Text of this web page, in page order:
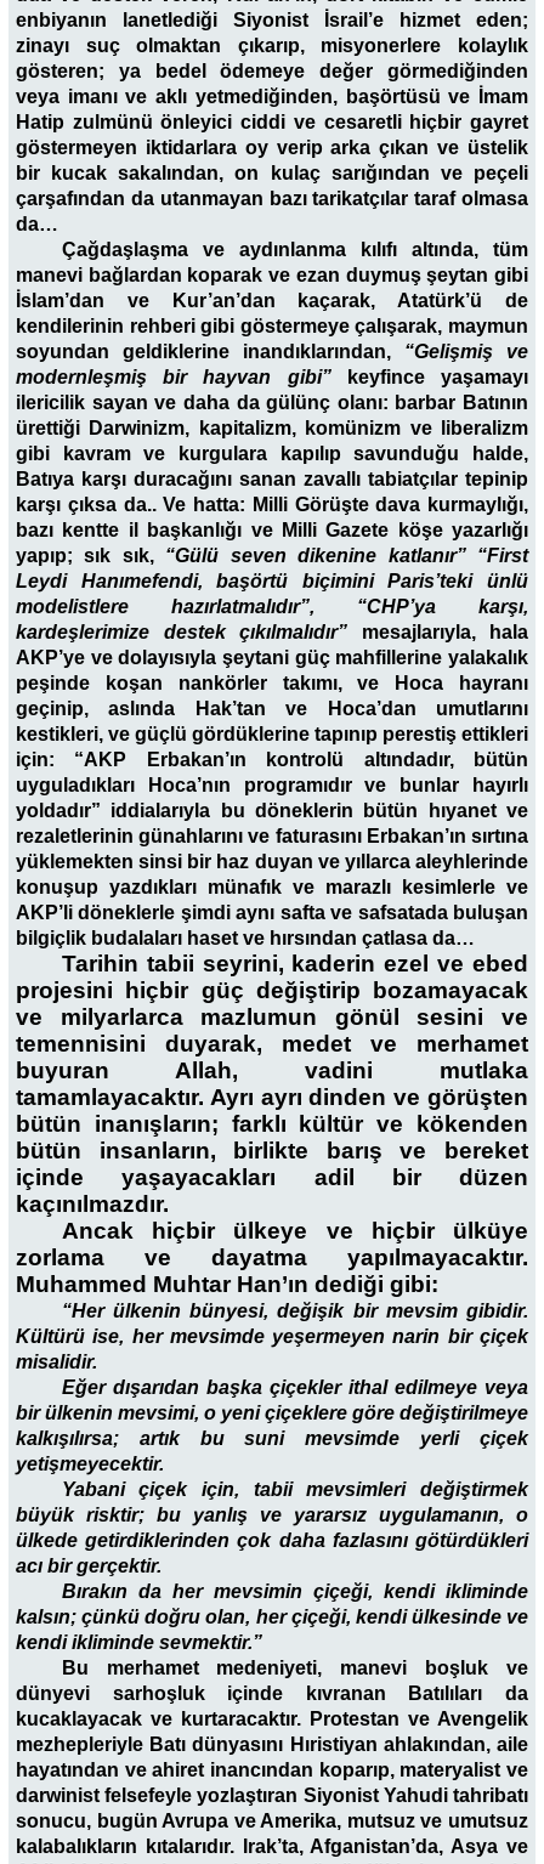
enbiyanın lanetlediği Siyonist İsrail’e hizmet eden;
zinayı suç olmaktan çıkarıp, misyonerlere kolaylık
gösteren; ya bedel ödemeye değer görmediğinden
veya imanı ve aklı yetmediğinden, başörtüsü ve İmam
Hatip zulmünü önleyici ciddi ve cesaretli hiçbir gayret
göstermeyen iktidarlara oy verip arka çıkan ve üstelik
bir kucak sakalından, on kulaç sarığından ve peçeli
çarşafından da utanmayan bazı tarikatçılar taraf olmasa
da…
Çağdaşlaşma ve aydınlanma kılıfı altında, tüm
manevi bağlardan koparak ve ezan duymuş şeytan gibi
İslam’dan ve Kur’an’dan kaçarak, Atatürk’ü de
kendilerinin rehberi gibi göstermeye çalışarak, maymun
soyundan geldiklerine inandıklarından, “Gelişmiş ve
modernleşmiş bir hayvan gibi”keyfince yaşamayı
ilericilik sayan ve daha da gülünç olanı: barbar Batının
ürettiği Darwinizm, kapitalizm, komünizm ve liberalizm
gibi kavram ve kurgulara kapılıp savunduğu halde,
Batıya karşı duracağını sanan zavallı tabiatçılar tepinip
karşı çıksa da.. Ve hatta: Milli Görüşte dava kurmaylığı,
bazı kentte il başkanlığı ve Milli Gazete köşe yazarlığı
yapıp; sık sık, “Gülü seven dikenine katlanır” “First
Leydi Hanımefendi, başörtü biçimini Paris’teki ünlü
modelistlere hazırlatmalıdır”, “CHP’ya karşı,
kardeşlerimize destek çıkılmalıdır” mesajlarıyla, hala
AKP’ye ve dolayısıyla şeytani güç mahfillerine yalakalık
peşinde koşan nankörler takımı, ve Hoca hayranı
geçinip, aslında Hak’tan ve Hoca’dan umutlarını
kestikleri, ve güçlü gördüklerine tapınıp perestiş ettikleri
için: “AKP Erbakan’ın kontrolü altındadır, bütün
uyguladıkları Hoca’nın programıdır ve bunlar hayırlı
yoldadır” iddialarıyla bu döneklerin bütün hıyanet ve
rezaletlerinin günahlarını ve faturasını Erbakan’ın sırtına
yüklemekten sinsi bir haz duyan ve yıllarca aleyhlerinde
konuşup yazdıkları münafık ve marazlı kesimlerle ve
AKP’li döneklerle şimdi aynı safta ve safsatada buluşan
bilgiçlik budalaları haset ve hırsından çatlasa da…
Tarihin tabii seyrini, kaderin ezel ve ebed
projesini hiçbir güç değiştirip bozamayacak
ve milyarlarca mazlumun gönül sesini ve
temennisini duyarak, medet ve merhamet
buyuran Allah, vadini mutlaka
tamamlayacaktır. Ayrı ayrı dinden ve görüşten
bütün inanışların; farklı kültür ve kökenden
bütün insanların, birlikte barış ve bereket
içinde yaşayacakları adil bir düzen
kaçınılmazdır.
Ancak hiçbir ülkeye ve hiçbir ülküye
zorlama ve dayatma yapılmayacaktır.
Muhammed Muhtar Han’ın dediği gibi:
“Her ülkenin bünyesi, değişik bir mevsim gibidir.
Kültürü ise, her mevsimde yeşermeyen narin bir çiçek
misalidir.
Eğer dışarıdan başka çiçekler ithal edilmeye veya
bir ülkenin mevsimi, o yeni çiçeklere göre değiştirilmeye
kalkışılırsa; artık bu suni mevsimde yerli çiçek
yetişmeyecektir.
Yabani çiçek için, tabii mevsimleri değiştirmek
büyük risktir; bu yanlış ve yararsız uygulamanın, o
ülkede getirdiklerinden çok daha fazlasını götürdükleri
acı bir gerçektir.
Bırakın da her mevsimin çiçeği, kendi ikliminde
kalsın; çünkü doğru olan, her çiçeği, kendi ülkesinde ve
kendi ikliminde sevmektir.”
Bu merhamet medeniyeti, manevi boşluk ve
dünyevi sarhoşluk içinde kıvranan Batılıları da
kucaklayacak ve kurtaracaktır. Protestan ve Avengelik
mezhepleriyle Batı dünyasını Hıristiyan ahlakından, aile
hayatından ve ahiret inancından koparıp, materyalist ve
darwinist felsefeyle yozlaştıran Siyonist Yahudi tahribatı
sonucu, bugün Avrupa ve Amerika, mutsuz ve umutsuz
kalabalıkların kıtalarıdır. Irak’ta, Afganistan’da, Asya ve